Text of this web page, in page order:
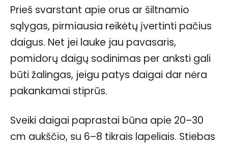
Prieš svarstant apie orus ar šiltnamio
sąlygas, pirmiausia reikėtų įvertinti pačius
daigus. Net jei lauke jau pavasaris,
pomidorų daigų sodinimas per anksti gali
būti žalingas, jeigu patys daigai dar nėra
pakankamai stiprūs.
Sveiki daigai paprastai būna apie 20–30
cm aukščio, su 6–8 tikrais lapeliais. Stiebas